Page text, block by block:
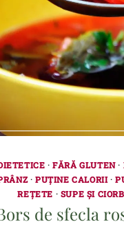
·FĂRĂ GLUTEN·
· PUȚINE CALORII·
REȚETE · SUPE ȘI
de sfecla